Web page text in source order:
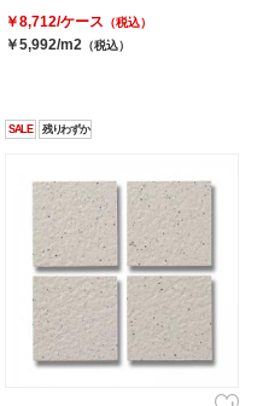
￥8,712/ケース （税込）
￥5,992/m2 （税込）
SALE 残りわずか